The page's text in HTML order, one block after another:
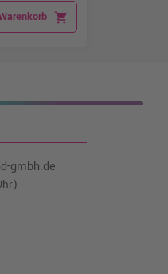
shopping_cart
gmbh.de